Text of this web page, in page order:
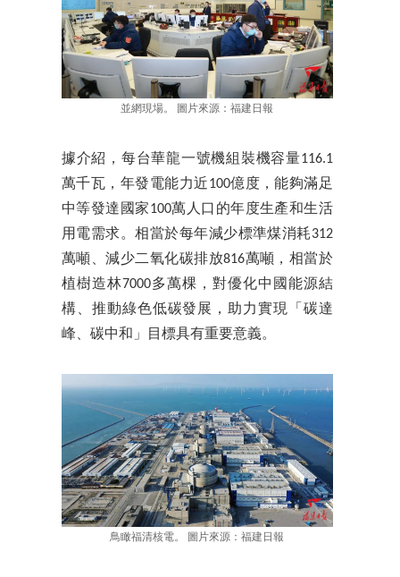
並網現場。 圖片來源：福建日報
據介紹，每台華龍一號機組裝機容量116.1
萬千瓦，年發電能力近100億度，能夠滿足
中等發達國家100萬人口的年度生產和生活
用電需求。相當於每年減少標準煤消耗312
萬噸、減少二氧化碳排放816萬噸，相當於
植樹造林7000多萬棵，對優化中國能源結
構、推動綠色低碳發展，助力實現「碳達
峰、碳中和」目標具有重要意義。
鳥瞰福清核電。 圖片來源：福建日報